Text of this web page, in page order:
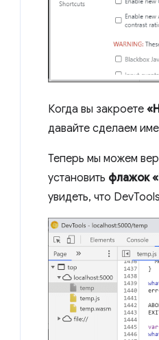
Когда вы закроете
давайте сделаем
Теперь мы можем
установить флажок
увидеть, что